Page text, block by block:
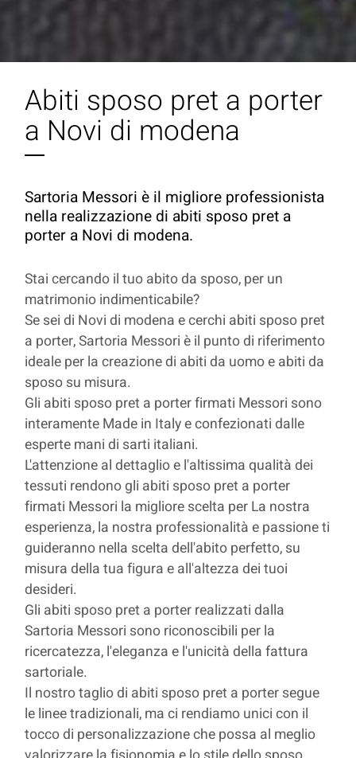
Abiti sposo pret a porter
a Novi di modena
Sartoria Messori è il migliore professionista
nella realizzazione di abiti sposo pret a
porter a Novi di modena.
Stai cercando il tuo abito da sposo, per un
matrimonio indimenticabile?
Se sei di Novi di modena e cerchi abiti sposo pret
a porter, Sartoria Messori è il punto di riferimento
ideale per la creazione di abiti da uomo e abiti da
sposo su misura.
Gli abiti sposo pret a porter firmati Messori sono
interamente Made in Italy e confezionati dalle
esperte mani di sarti italiani.
L'attenzione al dettaglio e l'altissima qualità dei
tessuti rendono gli abiti sposo pret a porter
firmati Messori la migliore scelta per La nostra
esperienza, la nostra professionalità e passione ti
guideranno nella scelta dell'abito perfetto, su
misura della tua figura e all'altezza dei tuoi
desideri.
Gli abiti sposo pret a porter realizzati dalla
Sartoria Messori sono riconoscibili per la
ricercatezza, l'eleganza e l'unicità della fattura
sartoriale.
Il nostro taglio di abiti sposo pret a porter segue
le linee tradizionali, ma ci rendiamo unici con il
tocco di personalizzazione che possa al meglio